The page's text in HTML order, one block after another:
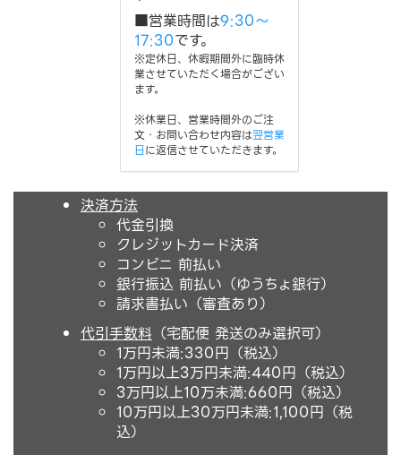
■営業時間は9:30～
17:30です。
※定休日、休暇期間外に臨時休
業させていただく場合がござい
ます。
※休業日、営業時間外のご注
文・お問い合わせ内容は翌営業
日に返信させていただきます。
決済方法
代金引換
クレジットカード決済
コンビニ 前払い
銀行振込 前払い（ゆうちょ銀行）
請求書払い（審査あり）
代引手数料 （宅配便 発送のみ選択可）
1万円未満:330円（税込）
1万円以上3万円未満:440円（税込）
3万円以上10万未満:660円（税込）
10万円以上30万円未満:1,100円（税
込）